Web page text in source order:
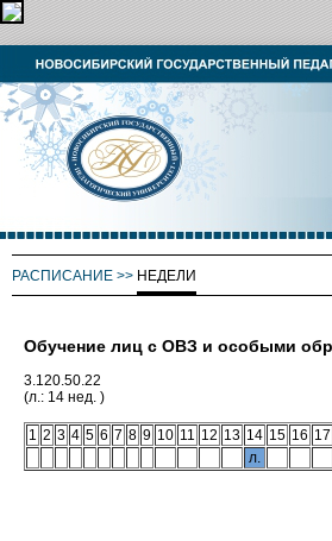
РАСПИСАНИЕ >> НЕДЕЛИ
Обучение лиц с ОВЗ и особыми
3.120.50.22
(л.: 14 нед. )
1 2 3 4 5 6 7 8 9 10 11 12 13 14 15 16 17
л.